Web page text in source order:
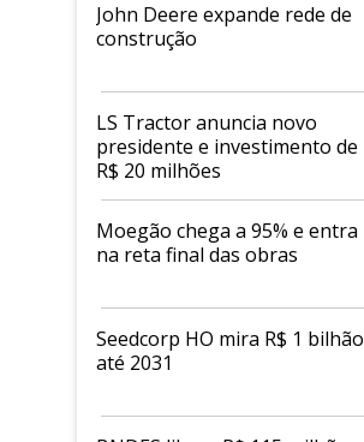
John Deere expande rede de
construção
LS Tractor anuncia novo
presidente e investimento de
R$ 20 milhões
Moegão chega a 95% e entra
na reta final das obras
Seedcorp HO mira R$ 1 bilhão
até 2031